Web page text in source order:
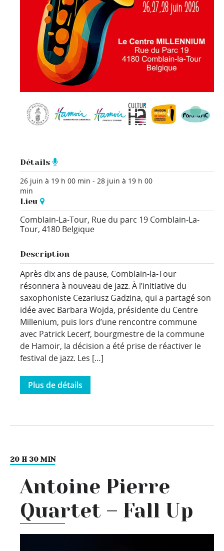
Détails
26 juin à 19 h 00 min -28 juin à 19 h 00
min
Lieu
Comblain-La-Tour, Rue du parc 19 Comblain-La-
Tour, 4180 Belgique
Description
Après dix ans de pause, Comblain‑la‑Tour
résonnera à nouveau de jazz. À l’initiative du
saxophoniste Cezariusz Gadzina, qui a partagé son
idée avec Barbara Wojda, présidente du Centre
Millenium, puis lors d’une rencontre commune
avec Patrick Lecerf, bourgmestre de la commune
de Hamoir, la décision a été prise de réactiver le
festival de jazz. Les […]
Plus de détails
20 H 30 MIN
Antoine Pierre
Quartet – Fall Up